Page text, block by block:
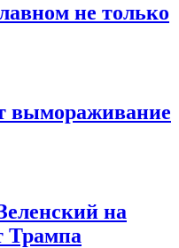
не только
вымораживание
на
Трампа